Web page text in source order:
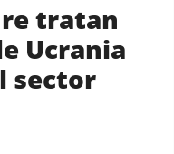
AGENCIA
sobre la agencia
tratan
Ucrania
sector